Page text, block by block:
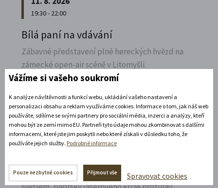
19:30 - 22:00
Bílá paní na vdávání
Zábavné představení plné hereckých hvězd na
zámecké open-air scéně v Litomyšli.
14. 8. 2026
Noční prohlídka piaristického chrámu
působivém večerním hávu. Obětní stůl dýchá
Vážíme si vašeho soukromí
K analýze návštěvnosti a funkcí webu, ukládání vašeho nastavení a
personalizaci obsahu a reklam využíváme cookies. Informace o tom, jak náš web
používáte, sdílíme se svými partnery pro sociální média, inzerci a analýzy, kteří
mohou být ze zemí mimo EU. Partneři tyto údaje mohou zkombinovat s dalšími
informacemi, které jste jim poskytli nebo které získali v důsledku toho, že
používáte jejich služby. Podrobné informace
Pouze nezbytné cookies Přijmout vše Spravovat cookies